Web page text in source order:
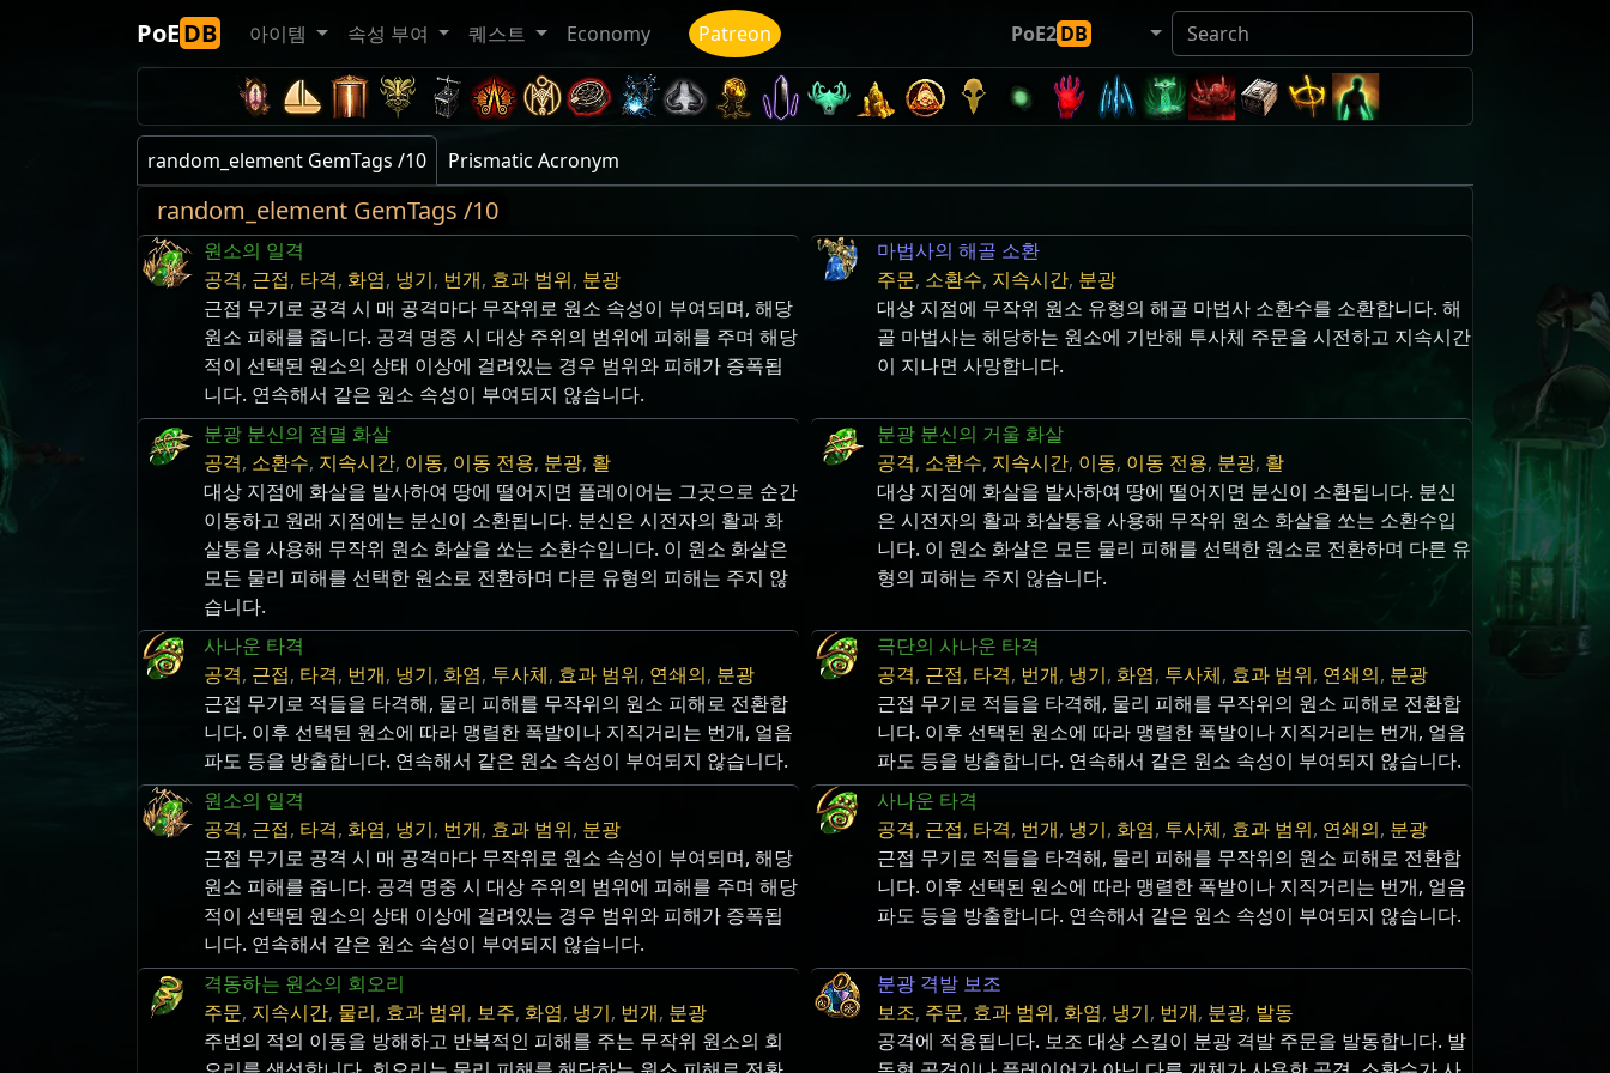
PoEDB 아이템 속성 부여 퀘스트 Economy Patreon PoE2DB
random_element GemTags /10 Prismatic Acronym
random_element GemTags /10
원소의 일격
공격, 근접, 타격, 화염, 냉기, 번개, 효과 범위, 분광
근접 무기로 공격 시 매 공격마다 무작위로 원소 속성이 부여되며, 해당
원소 피해를 줍니다. 공격 명중 시 대상 주위의 범위에 피해를 주며 해당
적이 선택된 원소의 상태 이상에 걸려있는 경우 범위와 피해가 증폭됩
니다. 연속해서 같은 원소 속성이 부여되지 않습니다.
마법사의 해골 소환
주문, 소환수, 지속시간, 분광
대상 지점에 무작위 원소 유형의 해골 마법사 소환수를 소환합니다. 해
골 마법사는 해당하는 원소에 기반해 투사체 주문을 시전하고 지속시간
이 지나면 사망합니다.
분광 분신의 점멸 화살
공격, 소환수, 지속시간, 이동, 이동 전용, 분광, 활
대상 지점에 화살을 발사하여 땅에 떨어지면 플레이어는 그곳으로 순간
이동하고 원래 지점에는 분신이 소환됩니다. 분신은 시전자의 활과 화
살통을 사용해 무작위 원소 화살을 쏘는 소환수입니다. 이 원소 화살은
모든 물리 피해를 선택한 원소로 전환하며 다른 유형의 피해는 주지 않
습니다.
분광 분신의 거울 화살
공격, 소환수, 지속시간, 이동, 이동 전용, 분광, 활
대상 지점에 화살을 발사하여 땅에 떨어지면 분신이 소환됩니다. 분신
은 시전자의 활과 화살통을 사용해 무작위 원소 화살을 쏘는 소환수입
니다. 이 원소 화살은 모든 물리 피해를 선택한 원소로 전환하며 다른 유
형의 피해는 주지 않습니다.
사나운 타격
공격, 근접, 타격, 번개, 냉기, 화염, 투사체, 효과 범위, 연쇄의, 분광
근접 무기로 적들을 타격해, 물리 피해를 무작위의 원소 피해로 전환합
니다. 이후 선택된 원소에 따라 맹렬한 폭발이나 지직거리는 번개, 얼음
파도 등을 방출합니다. 연속해서 같은 원소 속성이 부여되지 않습니다.
극단의 사나운 타격
공격, 근접, 타격, 번개, 냉기, 화염, 투사체, 효과 범위, 연쇄의, 분광
근접 무기로 적들을 타격해, 물리 피해를 무작위의 원소 피해로 전환합
니다. 이후 선택된 원소에 따라 맹렬한 폭발이나 지직거리는 번개, 얼음
파도 등을 방출합니다. 연속해서 같은 원소 속성이 부여되지 않습니다.
원소의 일격
공격, 근접, 타격, 화염, 냉기, 번개, 효과 범위, 분광
근접 무기로 공격 시 매 공격마다 무작위로 원소 속성이 부여되며, 해당
원소 피해를 줍니다. 공격 명중 시 대상 주위의 범위에 피해를 주며 해당
적이 선택된 원소의 상태 이상에 걸려있는 경우 범위와 피해가 증폭됩
니다. 연속해서 같은 원소 속성이 부여되지 않습니다.
사나운 타격
공격, 근접, 타격, 번개, 냉기, 화염, 투사체, 효과 범위, 연쇄의, 분광
근접 무기로 적들을 타격해, 물리 피해를 무작위의 원소 피해로 전환합
니다. 이후 선택된 원소에 따라 맹렬한 폭발이나 지직거리는 번개, 얼음
파도 등을 방출합니다. 연속해서 같은 원소 속성이 부여되지 않습니다.
격동하는 원소의 회오리
주문, 지속시간, 물리, 효과 범위, 보주, 화염, 냉기, 번개, 분광
주변의 적의 이동을 방해하고 반복적인 피해를 주는 무작위 원소의 회
분광 격발 보조
보조, 주문, 효과 범위, 화염, 냉기, 번개, 분광, 발동
공격에 적용됩니다. 보조 대상 스킬이 분광 격발 주문을 발동합니다. 발